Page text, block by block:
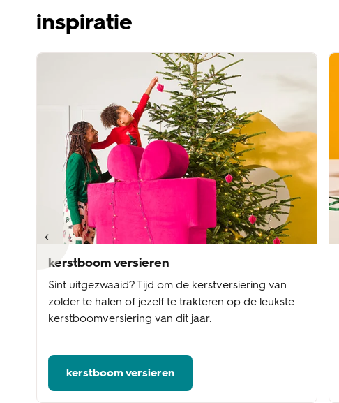
inspiratie
kerstboom versieren
Sint uitgezwaaid? Tijd om de kerstversiering van
zolder te halen of jezelf te trakteren op de leukste
kerstboomversiering van dit jaar.
kerstboom versieren